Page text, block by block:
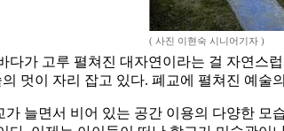
( 사진 이현숙 시니어기자 )
다가 고루 펼쳐진 대자연이라는 걸 자연스
멋이 자리 잡고 있다. 폐교에 펼쳐진 예
늘면서 비어 있는 공간 이용의 다양한